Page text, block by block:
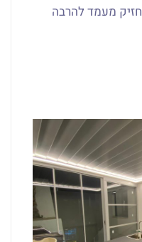
מעמד להרבה